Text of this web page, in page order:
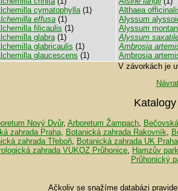
cymatophylla(1)
effusa (1)
filicaulis (1)
glabra(1)
glabricaulis (1)
glaucescens (1)
Althaea
Alyssum
Alyssum
Alyssum
Ambrosia
Ambrosia
V závorkách je
Nový Dvůr, Arboretum Žampach,
zahrada Praha, Botanická zahrada Rakovník
zahrada Třeboň, Botanická zahrada UK Praha,
zahrada VUKOZ Průhonice
Hamzův
Průhonický
Ačkoliv se snažíme databázi